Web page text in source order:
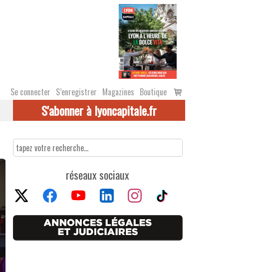
Se connecter S’enregistrer Magazines Boutique
Voir
le
S'abonner à lyoncapitale.fr
réseaux sociaux